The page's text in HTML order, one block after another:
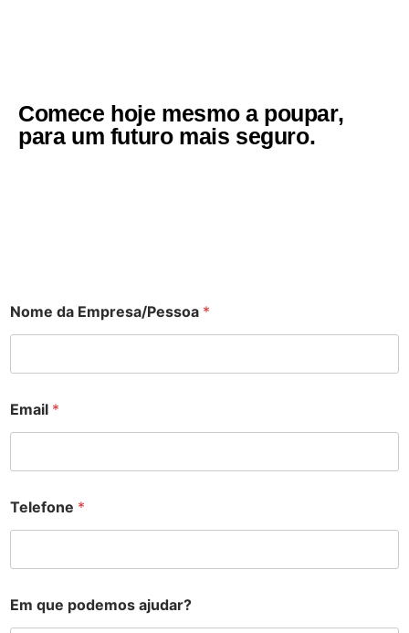
Comece hoje mesmo a poupar,
para um futuro mais seguro.
Nome da Empresa/Pessoa *
Email *
Telefone *
Em que podemos ajudar?